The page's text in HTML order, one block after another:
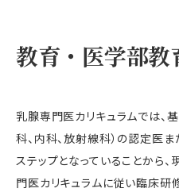
教育・医学部教
乳腺専門医カリキュラムでは、
科、内科、放射線科）の認定医
ステップとなっていることから
門医カリキュラムに従い臨床